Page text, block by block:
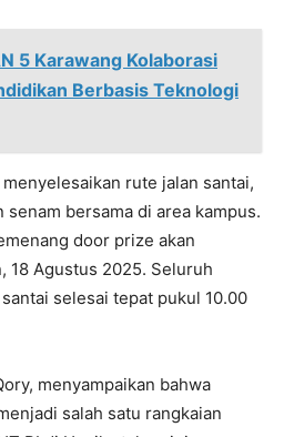
5 Karawang Kolaborasi
Berbasis Teknologi
rute jalan santai,
bersama di area kampus.
door prize akan
18 Agustus 2025. Seluruh
selesai tepat pukul 10.00
menyampaikan bahwa
salah satu rangkaian